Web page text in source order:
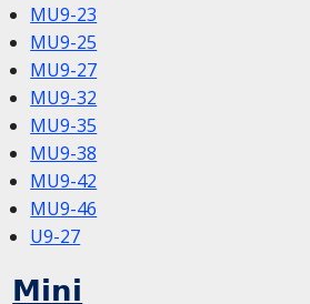
MU9-23
MU9-25
MU9-27
MU9-32
MU9-35
MU9-38
MU9-42
MU9-46
U9-27
Mini